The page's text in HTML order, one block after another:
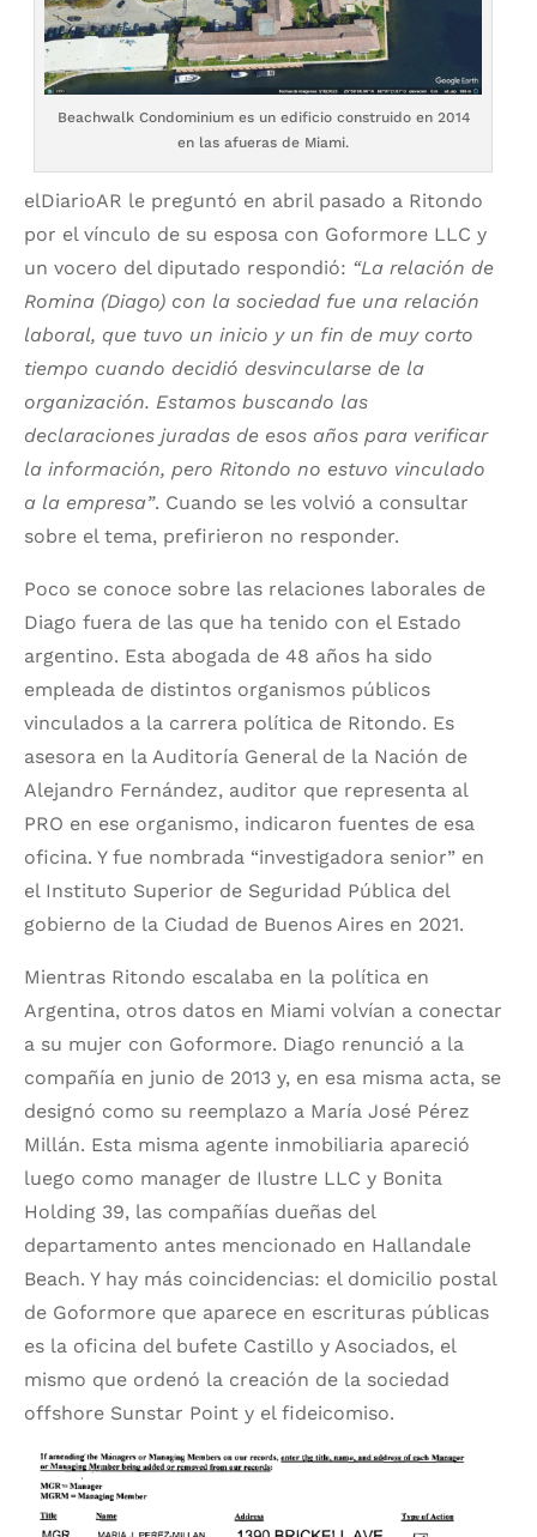
Beachwalk Condominium es un edificio construido en 2014
en las afueras de Miami.
elDiarioAR le preguntó en abril pasado a Ritondo
por el vínculo de su esposa con Goformore LLC y
un vocero del diputado respondió: “La relación de
Romina (Diago) con la sociedad fue una relación
laboral, que tuvo un inicio y un fin de muy corto
tiempo cuando decidió desvincularse de la
organización. Estamos buscando las
declaraciones juradas de esos años para verificar
la información, pero Ritondo no estuvo vinculado
a la empresa”. Cuando se les volvió a consultar
sobre el tema, prefirieron no responder.
Poco se conoce sobre las relaciones laborales de
Diago fuera de las que ha tenido con el Estado
argentino. Esta abogada de 48 años ha sido
empleada de distintos organismos públicos
vinculados a la carrera política de Ritondo. Es
asesora en la Auditoría General de la Nación de
Alejandro Fernández, auditor que representa al
PRO en ese organismo, indicaron fuentes de esa
oficina. Y fue nombrada “investigadora senior” en
el Instituto Superior de Seguridad Pública del
gobierno de la Ciudad de Buenos Aires en 2021.
Mientras Ritondo escalaba en la política en
Argentina, otros datos en Miami volvían a conectar
a su mujer con Goformore. Diago renunció a la
compañía en junio de 2013 y, en esa misma acta, se
designó como su reemplazo a María José Pérez
Millán. Esta misma agente inmobiliaria apareció
luego como manager de Ilustre LLC y Bonita
Holding 39, las compañías dueñas del
departamento antes mencionado en Hallandale
Beach. Y hay más coincidencias: el domicilio postal
de Goformore que aparece en escrituras públicas
es la oficina del bufete Castillo y Asociados, el
mismo que ordenó la creación de la sociedad
offshore Sunstar Point y el fideicomiso.